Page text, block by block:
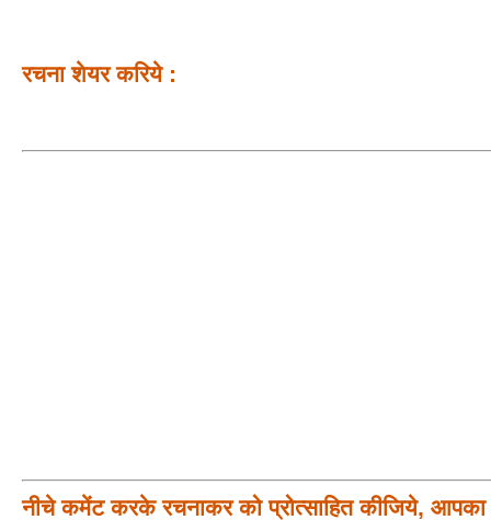
रचना शेयर करिये :
नीचे कमेंट करके रचनाकर को प्रोत्साहित कीजिये, आपका